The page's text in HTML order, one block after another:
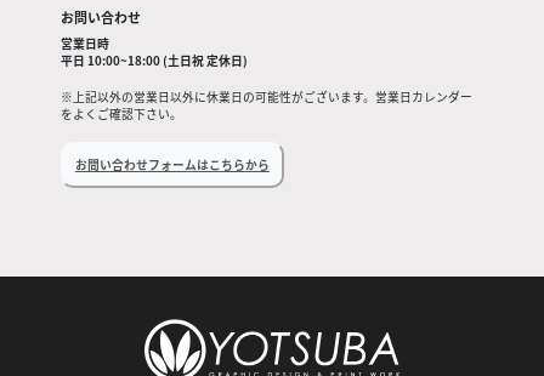
お問い合わせ
営業日時
平日 10:00~18:00 (土日祝 定休日)
※上記以外の営業日以外に休業日の可能性がございます。営業日カレンダー
をよくご確認下さい。
お問い合わせフォームはこちらから